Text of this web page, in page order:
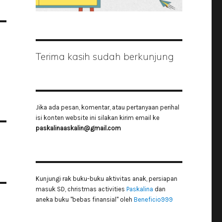
Terima kasih sudah berkunjung
Jika ada pesan, komentar, atau pertanyaan perihal
isi konten website ini silakan kirim email ke
paskalinaaskalin@gmail.com
Kunjungi rak buku-buku aktivitas anak, persiapan
masuk SD, christmas activities Paskalina dan
aneka buku "bebas finansial" oleh Beneficio999